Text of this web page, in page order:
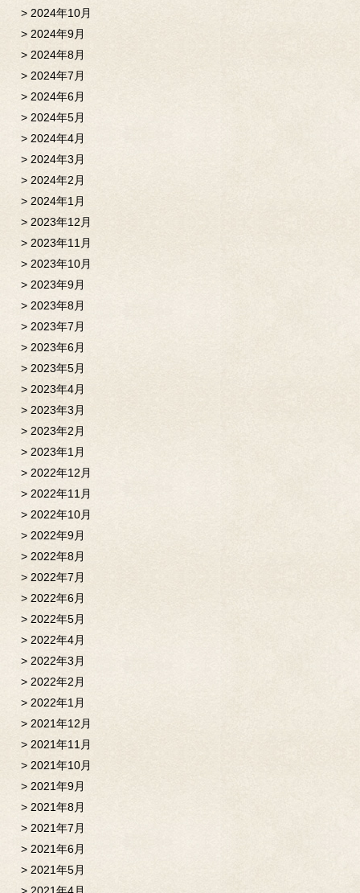
2024年10月
2024年9月
2024年8月
2024年7月
2024年6月
2024年5月
2024年4月
2024年3月
2024年2月
2024年1月
2023年12月
2023年11月
2023年10月
2023年9月
2023年8月
2023年7月
2023年6月
2023年5月
2023年4月
2023年3月
2023年2月
2023年1月
2022年12月
2022年11月
2022年10月
2022年9月
2022年8月
2022年7月
2022年6月
2022年5月
2022年4月
2022年3月
2022年2月
2022年1月
2021年12月
2021年11月
2021年10月
2021年9月
2021年8月
2021年7月
2021年6月
2021年5月